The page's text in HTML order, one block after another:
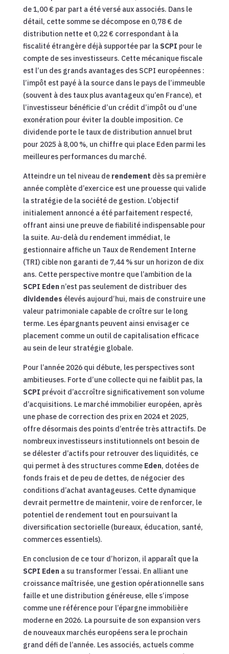
de 1,00 € par part a été versé aux associés. Dans le
détail, cette somme se décompose en 0,78 € de
distribution nette et 0,22 € correspondant à la
fiscalité étrangère déjà supportée par la SCPI pour le
compte de ses investisseurs. Cette mécanique fiscale
est l’un des grands avantages des SCPI européennes :
l’impôt est payé à la source dans le pays de l’immeuble
(souvent à des taux plus avantageux qu’en France), et
l’investisseur bénéficie d’un crédit d’impôt ou d’une
exonération pour éviter la double imposition. Ce
dividende porte le taux de distribution annuel brut
pour 2025 à 8,00 %, un chiffre qui place Eden parmi les
meilleures performances du marché.
Atteindre un tel niveau de rendement dès sa première
année complète d’exercice est une prouesse qui valide
la stratégie de la société de gestion. L’objectif
initialement annoncé a été parfaitement respecté,
offrant ainsi une preuve de fiabilité indispensable pour
la suite. Au-delà du rendement immédiat, le
gestionnaire affiche un Taux de Rendement Interne
(TRI) cible non garanti de 7,44 % sur un horizon de dix
ans. Cette perspective montre que l’ambition de la
SCPI Edenn’est pas seulement de distribuer des
dividendes élevés aujourd’hui, mais de construire une
valeur patrimoniale capable de croître sur le long
terme. Les épargnants peuvent ainsi envisager ce
placement comme un outil de capitalisation efficace
au sein de leur stratégie globale.
Pour l’année 2026 qui débute, les perspectives sont
ambitieuses. Forte d’une collecte qui ne faiblit pas, la
SCPI prévoit d’accroître significativement son volume
d’acquisitions. Le marché immobilier européen, après
une phase de correction des prix en 2024 et 2025,
offre désormais des points d’entrée très attractifs. De
nombreux investisseurs institutionnels ont besoin de
se délester d’actifs pour retrouver des liquidités, ce
qui permet à des structures comme Eden, dotées de
fonds frais et de peu de dettes, de négocier des
conditions d’achat avantageuses. Cette dynamique
devrait permettre de maintenir, voire de renforcer, le
potentiel de rendement tout en poursuivant la
diversification sectorielle (bureaux, éducation, santé,
commerces essentiels).
En conclusion de ce tour d’horizon, il apparaît que la
SCPI Edena su transformer l’essai. En alliant une
croissance maîtrisée, une gestion opérationnelle sans
faille et une distribution généreuse, elle s’impose
comme une référence pour l’épargne immobilière
moderne en 2026. La poursuite de son expansion vers
de nouveaux marchés européens sera le prochain
grand défi de l’année. Les associés, actuels comme